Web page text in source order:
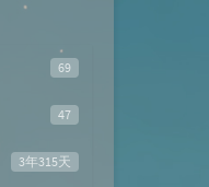
69
47
3年315天